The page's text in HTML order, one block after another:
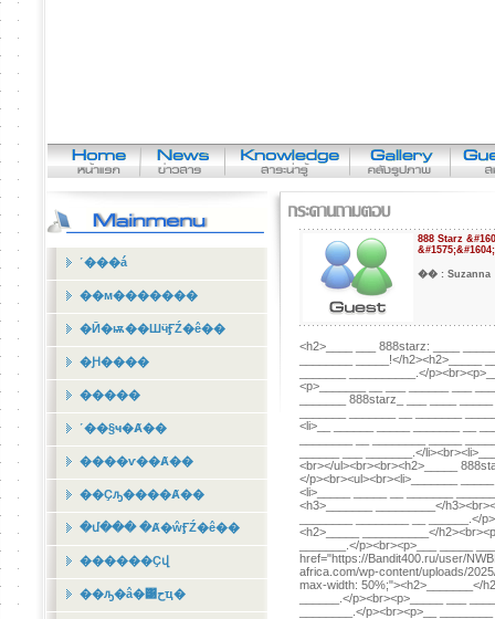
˹���á
��м�������
�Ӣ�ѭ��ШӵӺŹ�ê��
�Ԩ����
�����
˹��§ҹ�Ⱥ��
����ѵ��Ⱥ��
��Ҫԡ����Ⱥ��
�մ��� �Ⱥ�ŵӺŹ�ê��
������Ҫվ
��ԡ�â�͹حҵ�
888 Starz
�� :
<h2>____ ___ 888starz: ____
________ _____!</h2><h2>_____
_______ __________.</
<p>_______ __ ___ ______ ___
_______ 888starz_ ___ ____
<li>__ ______ _____ _______ __
______ ___ _______.</
<br></ul><br><br><h2>_____
</p><br><ul><br><li>_______
<li>_____ _____ __ _______
<h3>_______ _________</
________ ________ __ ______.</
<h2>_____ __________</
_______.</p><br><p>___ _____
href="https://Bandit400.ru/user/
africa.com/wp-content/uploads/
max-width: 50%;"><h2>_______</
______.</p><br><p>_____ ___
________.</p><br><p>__